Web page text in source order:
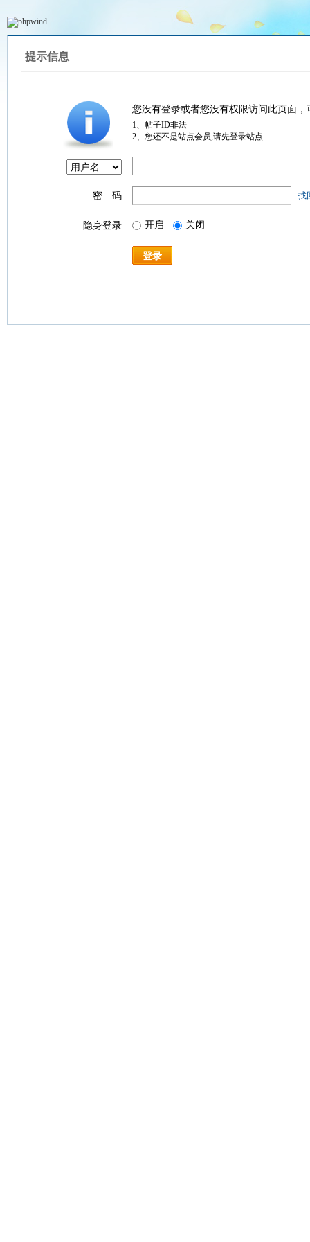
提示信息
您没有登录或者您没有权限访问此页面
1、帖子ID非法
2、您还不是站点会员,请先登录站点
密 码 找
隐身登录 开启 关闭
登录